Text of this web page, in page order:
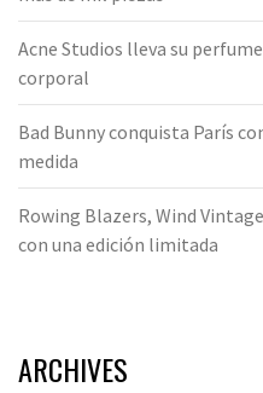
Acne Studios lleva su
corporal
Bad Bunny conquista París
medida
Rowing Blazers, Wind
con una edición limitada
ARCHIVES